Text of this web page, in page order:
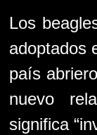
Los
adoptados
país
nuevo
significa